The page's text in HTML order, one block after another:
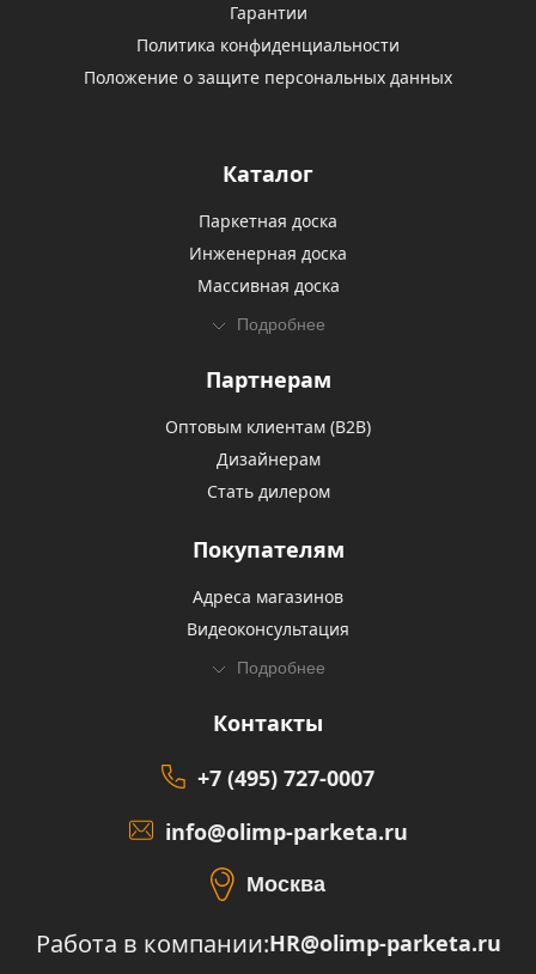
Гарантии
Политика конфиденциальности
Положение о защите персональных данных
Каталог
Паркетная доска
Инженерная доска
Массивная доска
Подробнее
Партнерам
Оптовым клиентам (В2В)
Дизайнерам
Стать дилером
Покупателям
Адреса магазинов
Видеоконсультация
Подробнее
Контакты
+7 (495) 727-0007
info@olimp-parketa.ru
Москва
Работа в компании:HR@olimp-parketa.ru